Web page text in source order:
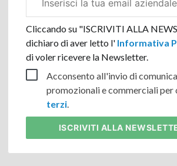
aziendale
Cliccando su "ISCRIVITI ALLA
dichiaro di aver letto l'Informativa
di voler ricevere la Newsletter.
Acconsento all'invio di
promozionali e commerciali per
terzi.
ISCRIVITI ALLA